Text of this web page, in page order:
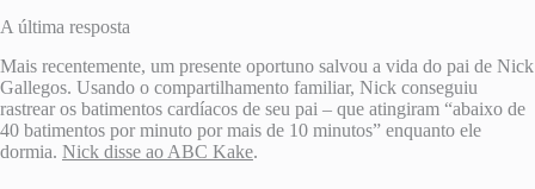
A última resposta
Mais recentemente, um presente oportuno salvou a vida do pai de Nick
Gallegos. Usando o compartilhamento familiar, Nick conseguiu
rastrear os batimentos cardíacos de seu pai – que atingiram “abaixo de
40 batimentos por minuto por mais de 10 minutos” enquanto ele
dormia. Nick disse ao ABC Kake.